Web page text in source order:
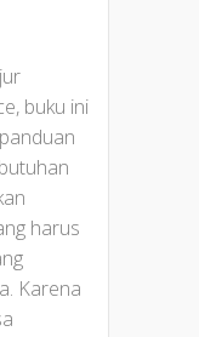
buku ini
harus
Karena